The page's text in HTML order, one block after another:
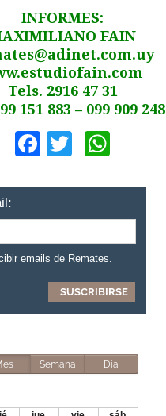
INFORMES:
FAIN
Tels. 2916 47 31
151 883 – 099 909 248
Facebook
Twitter
emails de Remates.
Semana Día